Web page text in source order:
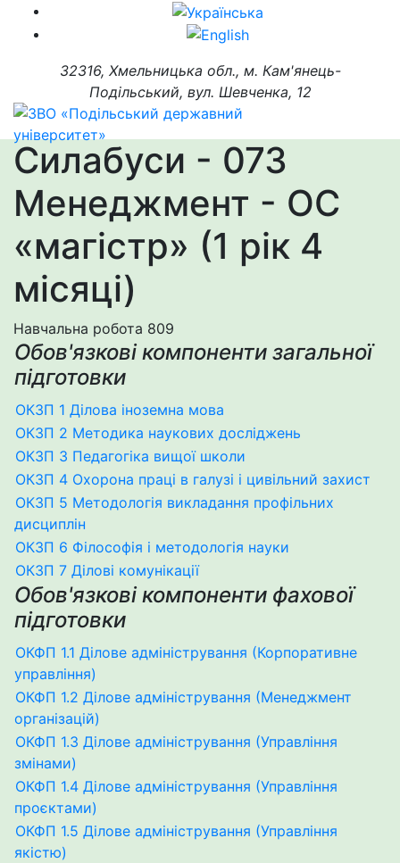
32316, Хмельницька обл., м. Кам'янець-
Подільський, вул. Шевченка, 12
Силабуси - 073
Менеджмент - ОС
«магістр» (1 рік 4
місяці)
Навчальна робота 809
Обов'язкові компоненти загальної
підготовки
ОКЗП 1 Ділова іноземна мова
ОКЗП 2 Методика наукових досліджень
ОКЗП 3 Педагогіка вищої школи
ОКЗП 4 Охорона праці в галузі і цивільний захист
ОКЗП 5 Методологія викладання профільних
дисциплін
ОКЗП 6 Філософія і методологія науки
ОКЗП 7 Ділові комунікації
Обов'язкові компоненти фахової
підготовки
ОКФП 1.1 Ділове адміністрування (Корпоративне
управління)
ОКФП 1.2 Ділове адміністрування (Менеджмент
організацій)
ОКФП 1.3 Ділове адміністрування (Управління
змінами)
ОКФП 1.4 Ділове адміністрування (Управління
проєктами)
ОКФП 1.5 Ділове адміністрування (Управління
якістю)